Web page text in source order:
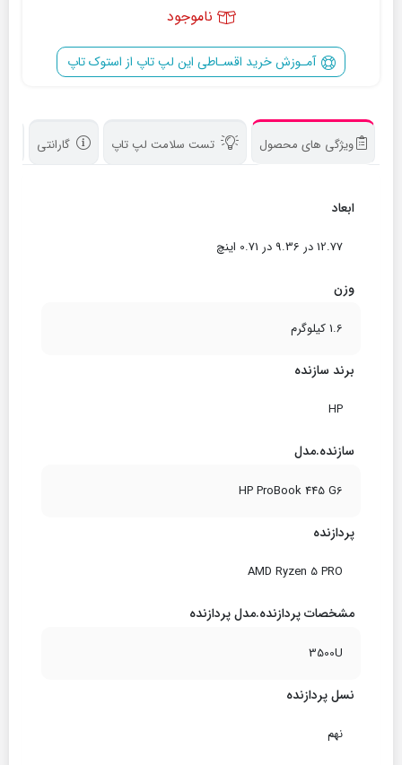
ناموجود
آمـوزش خرید اقسـاطی این لپ تاپ از استوک تاپ
ویژگی های محصول تست سلامت لپ تاپ گارانتی
ابعاد
12.77 در 9.36 در 0.71 اینچ
وزن
1.6 کیلوگرم
برند سازنده
HP
سازنده.مدل
HP ProBook 445 G6
پردازنده
AMD Ryzen 5 PRO
مشخصات پردازنده.مدل پردازنده
3500U
نسل پردازنده
نهم